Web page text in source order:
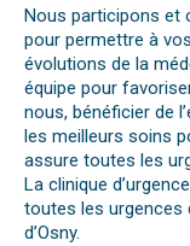
Nous participons et
pour permettre à
évolutions de la
équipe pour
nous, bénéficier de
les meilleurs soins
assure toutes les
La clinique
toutes les urgences
d’Osny.